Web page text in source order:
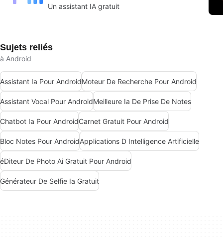
Un assistant IA gratuit
Sujets reliés
à Android
Assistant Ia Pour AndroidMoteur De Recherche Pour Android
Assistant Vocal Pour AndroidMeilleure Ia De Prise De Notes
Chatbot Ia Pour AndroidCarnet Gratuit Pour Android
Bloc Notes Pour AndroidApplications D Intelligence Artificielle
éDiteur De Photo Ai Gratuit Pour Android
Générateur De Selfie Ia Gratuit